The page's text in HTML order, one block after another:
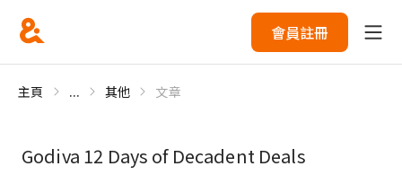
會員註冊
主頁 ... 其他 文章
Godiva 12 Days of Decadent Deals